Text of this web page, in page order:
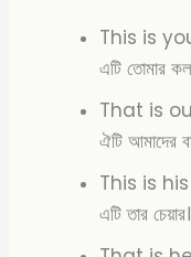
This is
এটি তোমার
That is
ঐটি আমাদের
This is
এটি তার চেয়ার।